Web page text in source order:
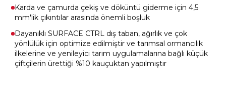
Karda ve çamurda çekiş ve döküntü giderme için 4,5
mm'lik çıkıntılar arasında önemli boşluk
Dayanıklı SURFACE CTRL dış taban, ağırlık ve çok
yönlülük için optimize edilmiştir ve tarımsal ormancılık
ilkelerine ve yenileyici tarım uygulamalarına bağlı küçük
çiftçilerin ürettiği %10 kauçuktan yapılmıştır